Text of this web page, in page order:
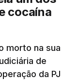
Escola
esteja
dias,
a ser
cocaína
morto na sua
de
da PJ